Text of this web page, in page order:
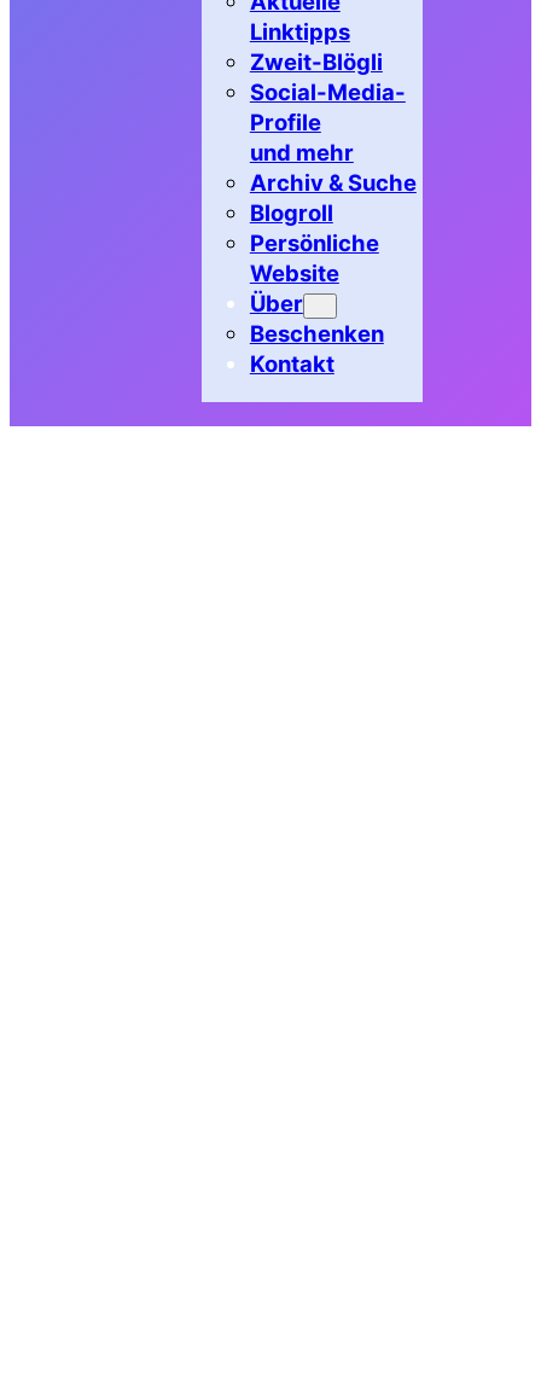
Linktipps
Zweit-Blögli
Social-Media-
Profile
und mehr
Archiv & Suche
Blogroll
Persönliche
Website
Über
Beschenken
Kontakt